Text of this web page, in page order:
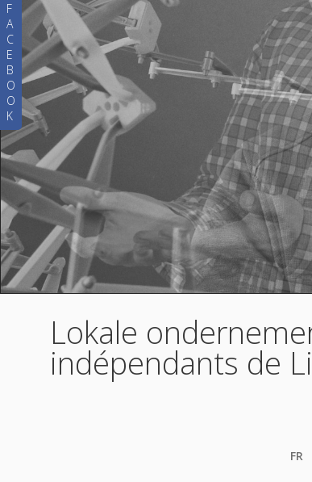
F
A
C
E
B
O
O
K
Lokale
indépendants de
FR